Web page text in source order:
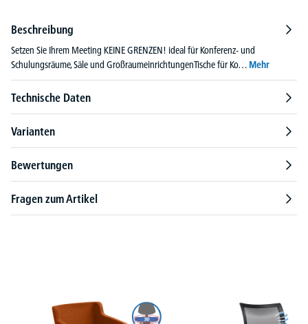
Beschreibung
Setzen Sie Ihrem Meeting KEINE GRENZEN! ideal für Konferenz- und
Schulungsräume, Säle und GroßraumeinrichtungenTische für Ko… Mehr
Technische Daten
Varianten
Bewertungen
Fragen zum Artikel